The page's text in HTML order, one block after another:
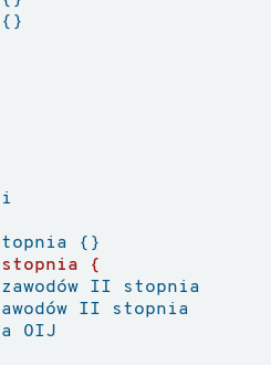
II stopnia
II stopnia
OIJ